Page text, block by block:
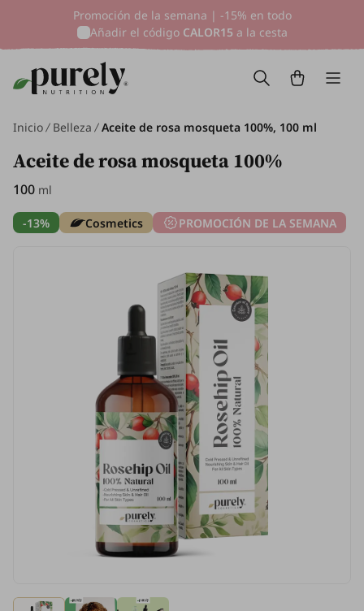
Promoción de la semana | -15% en todo
Añadir el código CALOR15 a la cesta
Inicio Belleza Aceite de rosa mosqueta 100%, 100 ml
Aceite de rosa mosqueta 100%
100 ml
-13% Cosmetics PROMOCIÓN DE LA SEMANA